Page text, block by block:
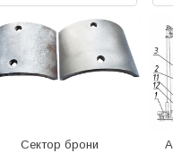
Сектор брони